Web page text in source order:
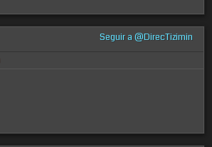
Seguir a @DirecTizimin